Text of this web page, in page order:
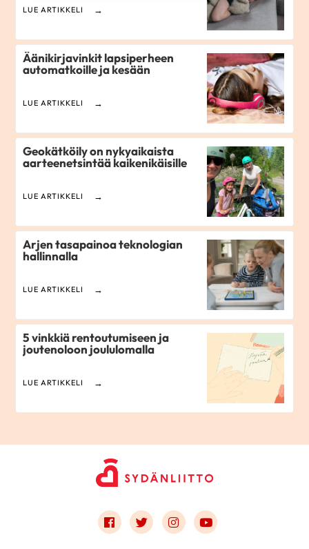
LUE ARTIKKELI
Äänikirjavinkit lapsiperheen
automatkoille ja kesään
LUE ARTIKKELI
Geokätköily on nykyaikaista
aarteenetsintää kaikenikäisille
LUE ARTIKKELI
Arjen tasapainoa teknologian
hallinnalla
LUE ARTIKKELI
5 vinkkiä rentoutumiseen ja
joutenoloon joululomalla
LUE ARTIKKELI
Link to facebook
Link to twitter
Link to instagram
Link to youtube